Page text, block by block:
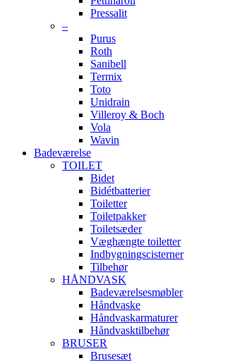
Pressalit
–
Purus
Roth
Sanibell
Termix
Toto
Unidrain
Villeroy & Boch
Vola
Wavin
Badeværelse
TOILET
Bidet
Bidétbatterier
Toiletter
Toiletpakker
Toiletsæder
Væghængte toiletter
Indbygningscisterner
Tilbehør
HÅNDVASK
Badeværelsesmøbler
Håndvaske
Håndvaskarmaturer
Håndvasktilbehør
BRUSER
Brusesæt